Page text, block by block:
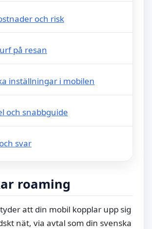
och risk
på resan
inställningar i mobilen
och snabbguide
svar
roaming
att din mobil kopplar upp sig
nät, via avtal som din svenska